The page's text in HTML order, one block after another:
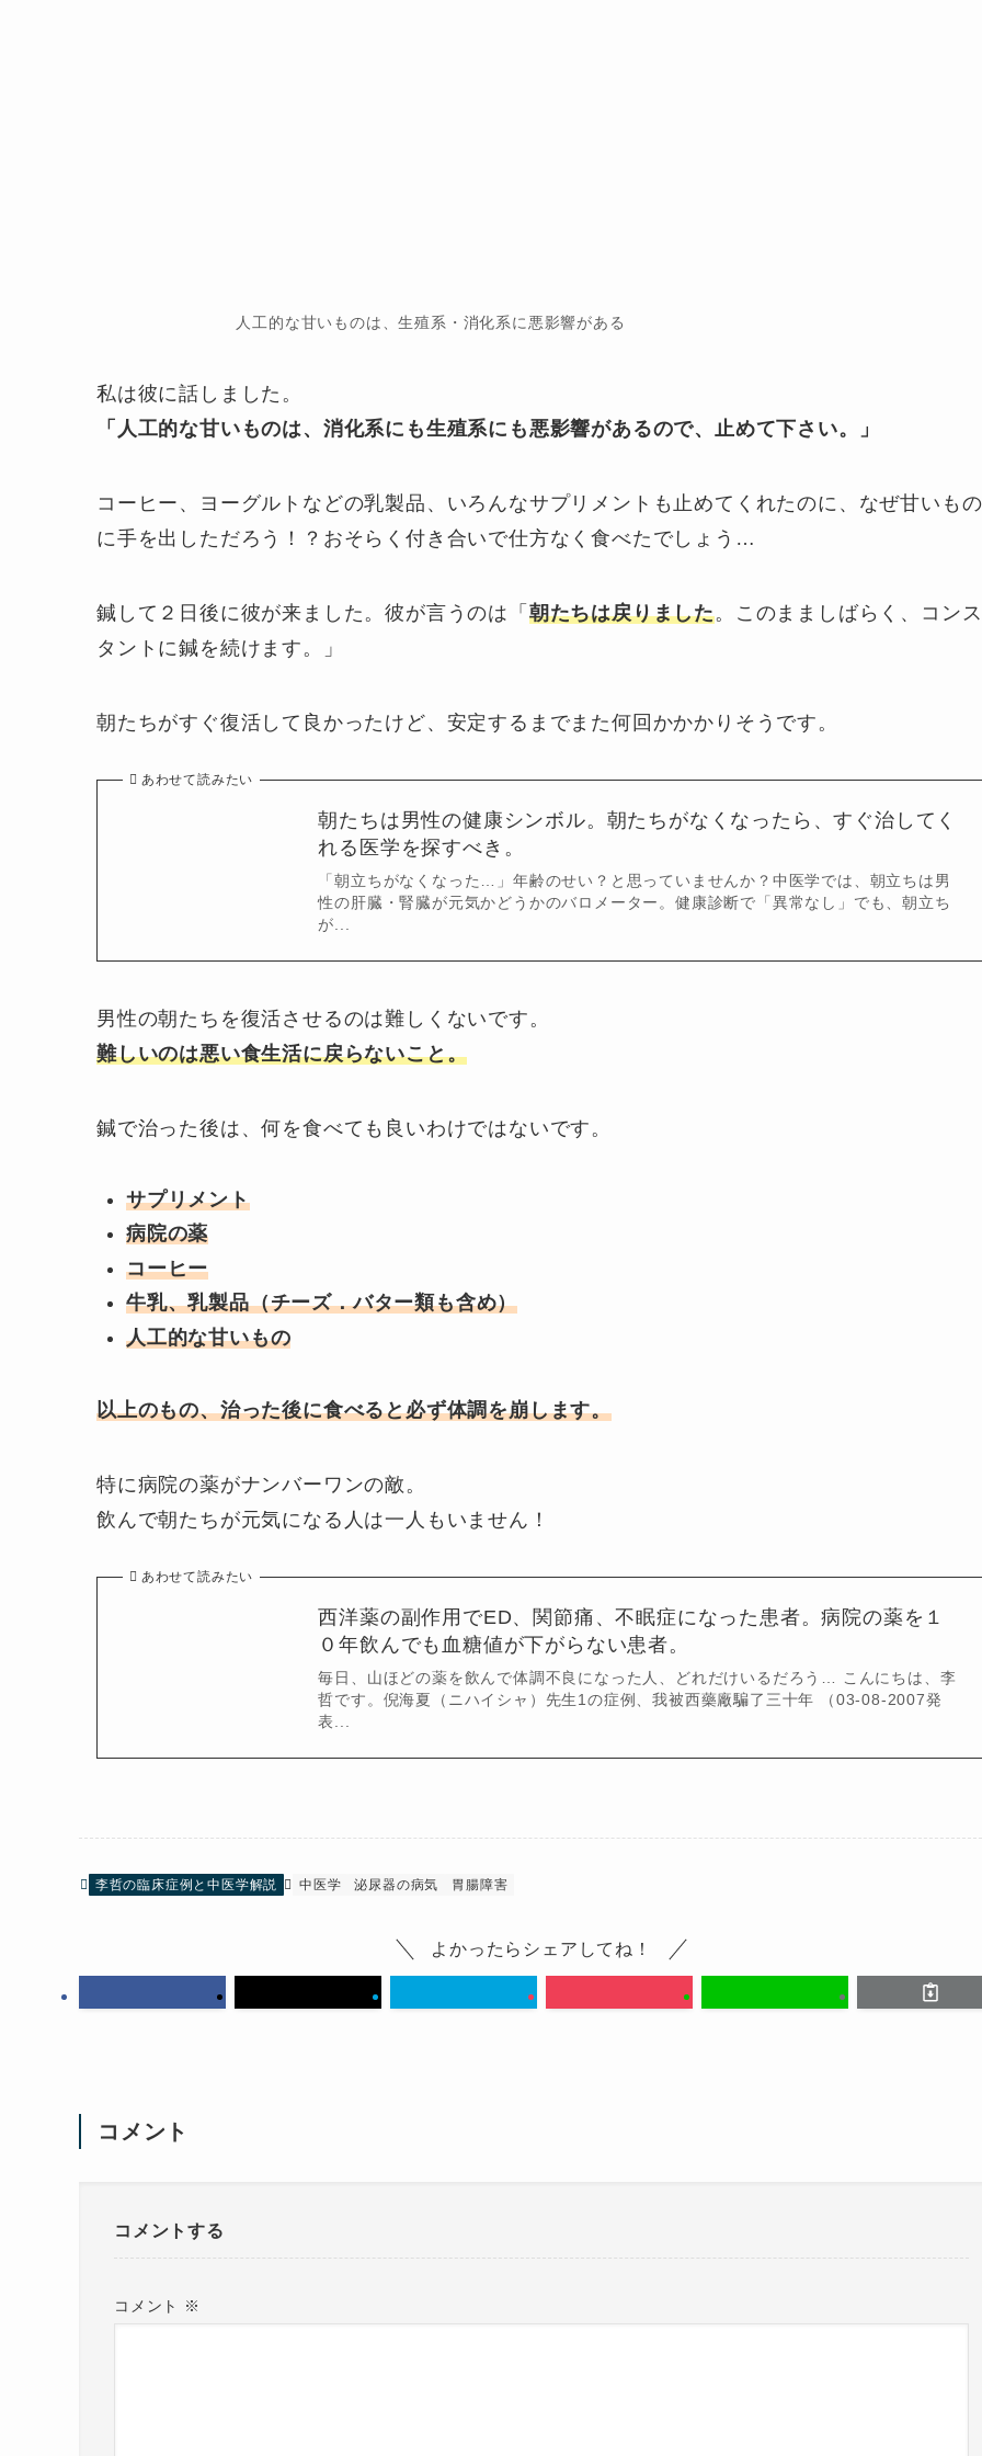
人工的な甘いものは、生殖系・消化系に悪影響がある
私は彼に話しました。
「人工的な甘いものは、消化系にも生殖系にも悪影響があるので、止めて下さい。」
コーヒー、ヨーグルトなどの乳製品、いろんなサプリメントも止めてくれたのに、なぜ甘いもの
に手を出しただろう！？おそらく付き合いで仕方なく食べたでしょう…
鍼して２日後に彼が来ました。彼が言うのは「 朝たちは戻りました。このまましばらく、コンス
タントに鍼を続けます。」
朝たちがすぐ復活して良かったけど、安定するまでまた何回かかかりそうです。
あわせて読みたい
朝たちは男性の健康シンボル。朝たちがなくなったら、すぐ治してく
れる医学を探すべき。
「朝立ちがなくなった…」年齢のせい？と思っていませんか？中医学では、朝立ちは男
性の肝臓・腎臓が元気かどうかのバロメーター。健康診断で「異常なし」でも、朝立ち
が...
男性の朝たちを復活させるのは難しくないです。
難しいのは悪い食生活に戻らないこと。
鍼で治った後は、何を食べても良いわけではないです。
サプリメント
病院の薬
コーヒー
牛乳、乳製品（チーズ．バター類も含め）
人工的な甘いもの
以上のもの、治った後に食べると必ず体調を崩します。
特に病院の薬がナンバーワンの敵。
飲んで朝たちが元気になる人は一人もいません！
あわせて読みたい
西洋薬の副作用でED、関節痛、不眠症になった患者。病院の薬を１
０年飲んでも血糖値が下がらない患者。
毎日、山ほどの薬を飲んで体調不良になった人、どれだけいるだろう… こんにちは、李
哲です。倪海夏（ニハイシャ）先生1の症例、我被西藥廠騙了三十年 （03-08-2007発
表...
李哲の臨床症例と中医学解説 中医学 泌尿器の病気 胃腸障害
よかったらシェアしてね！
コメント
コメントする
コメント ※